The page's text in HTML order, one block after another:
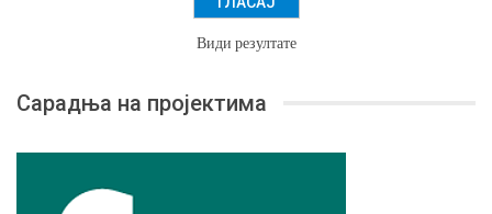
Види резултате
Сарадња на пројектима